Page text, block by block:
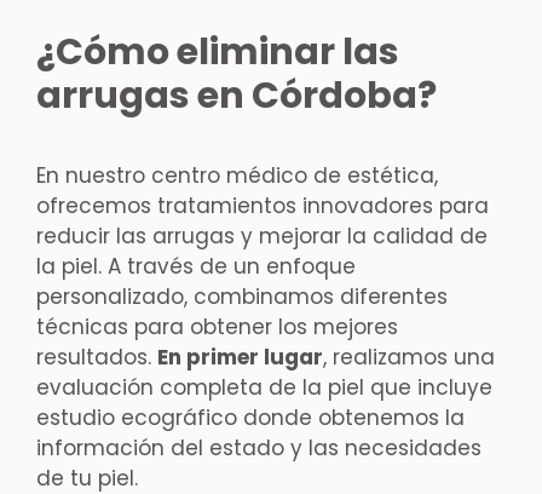
¿Cómo eliminar las
arrugas en Córdoba?
En nuestro centro médico de estética,
ofrecemos tratamientos innovadores para
reducir las arrugas y mejorar la calidad de
la piel. A través de un enfoque
personalizado, combinamos diferentes
técnicas para obtener los mejores
resultados. En primer lugar, realizamos una
evaluación completa de la piel que incluye
estudio ecográfico donde obtenemos la
información del estado y las necesidades
de tu piel.